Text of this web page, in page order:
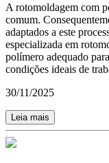
A rotomoldagem com
comum.
adaptados a este
especializada em
polímero adequado
condições ideais de
30/11/2025
Leia mais